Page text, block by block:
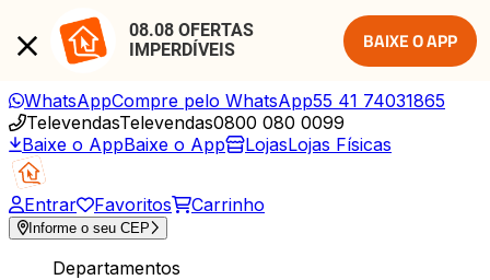
08.08 OFERTAS
IMPERDÍVEIS
BAIXE O APP
WhatsAppCompre pelo WhatsApp55 41 74031865
TelevendasTelevendas0800 080 0099
Baixe o AppBaixe o App LojasLojas Físicas
Entrar Favoritos Carrinho
Informe o seu CEP
Departamentos